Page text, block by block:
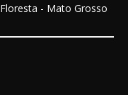
- Mato Grosso